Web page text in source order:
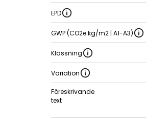
EPD
GWP (CO2e kg/m2 | A1-A3)
Klassning
Variation
Föreskrivande
text